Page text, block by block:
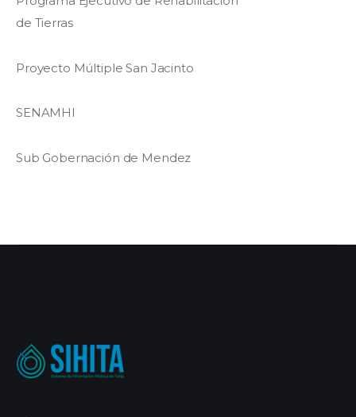
de Tierras
Proyecto Múltiple San Jacinto
SENAMHI
Sub Gobernación de Mendez